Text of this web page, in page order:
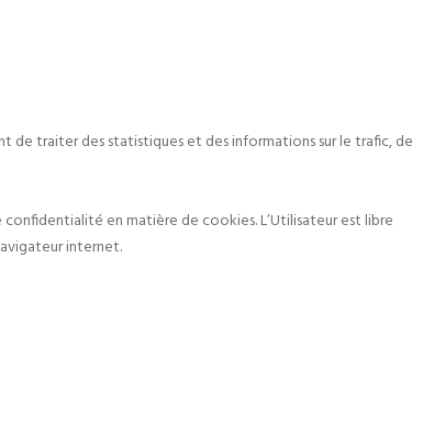
de traiter des statistiques et des informations sur le trafic, de
confidentialité en matière de cookies. L’Utilisateur est libre
internet.